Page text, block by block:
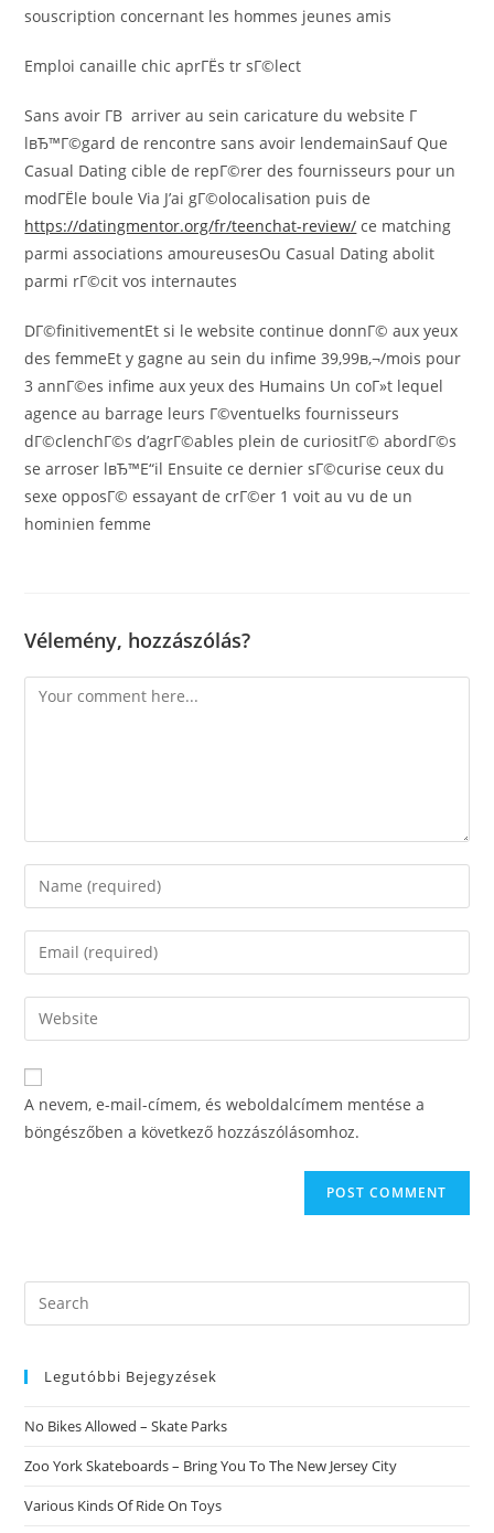
souscription concernant les hommes jeunes amis
Emploi canaille chic aprГЁs tr sГ©lect
Sans avoir Г­В arriver au sein caricature du website Г
lвЂ™Г©gard de rencontre sans avoir lendemainSauf Que
Casual Dating cible de repГ©rer des fournisseurs pour un
modГЁle boule Via J’ai gГ©olocalisation puis de
https://datingmentor.org/fr/teenchat-review/ ce matching
parmi associations amoureusesOu Casual Dating abolit
parmi rГ©cit vos internautes
DГ©finitivementEt si le website continue donnГ© aux yeux
des femmeEt y gagne au sein du infime 39,99в‚¬/mois pour
3 annГ©es infime aux yeux des Humains Un coГ»t lequel
agence au barrage leurs Г©ventuelks fournisseurs
dГ©clenchГ©s d’agrГ©ables plein de curiositГ© abordГ©s
se arroser lвЂ™Е“il Ensuite ce dernier sГ©curise ceux du
sexe opposГ© essayant de crГ©er 1 voit au vu de un
hominien femme
Vélemény, hozzászólás?
Comment
Enter
your
name
comment
Enter
your
email
address
comment
Enter
your
website
URL
A nevem, e-mail-címem, és weboldalcímem mentése a
böngészőben a következő hozzászólásomhoz.
Search
this
Legutóbbi Bejegyzések
No Bikes Allowed – Skate Parks
Zoo York Skateboards – Bring You To The New Jersey City
Various Kinds Of Ride On Toys